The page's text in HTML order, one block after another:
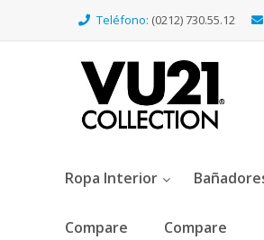
Teléfono: (0212) 730.55.12
Ropa Interior
Compare Compare